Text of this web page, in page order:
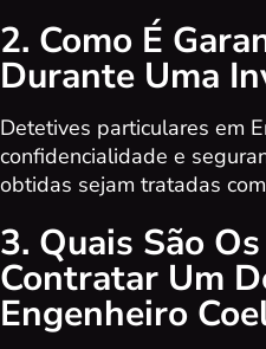
2. Como É
Durante Uma
Detetives particulares em
confidencialidade e
obtidas sejam tratadas
3. Quais São
Contratar Um
Engenheiro